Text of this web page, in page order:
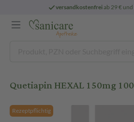
versandkostenfreiab 29 €
Quetiapin HEXAL 150mg
Rezeptpflichtig